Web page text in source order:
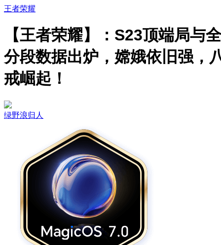
王者荣耀
【王者荣耀】：S23顶端局与全
分段数据出炉，嫦娥依旧强，
戒崛起！
绿野浪归人